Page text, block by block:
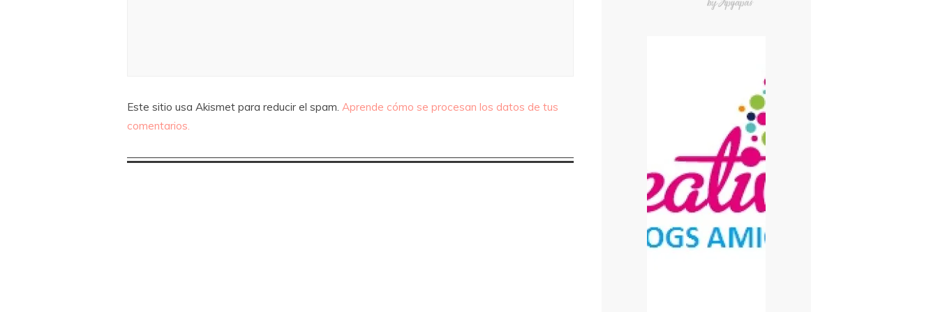
Este sitio usa Akismet para reducir el spam. Aprende cómo se procesan los datos de tus
comentarios.